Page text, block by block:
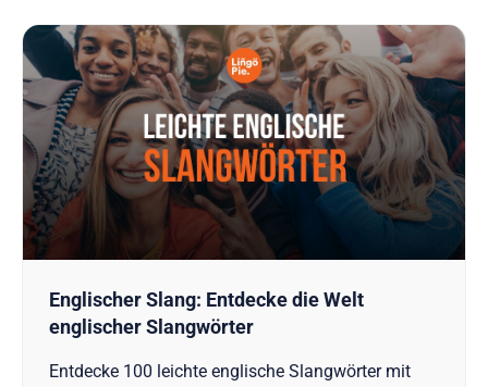
Englischer Slang: Entdecke die Welt
englischer Slangwörter
Entdecke 100 leichte englische Slangwörter mit